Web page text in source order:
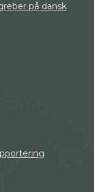
på dansk